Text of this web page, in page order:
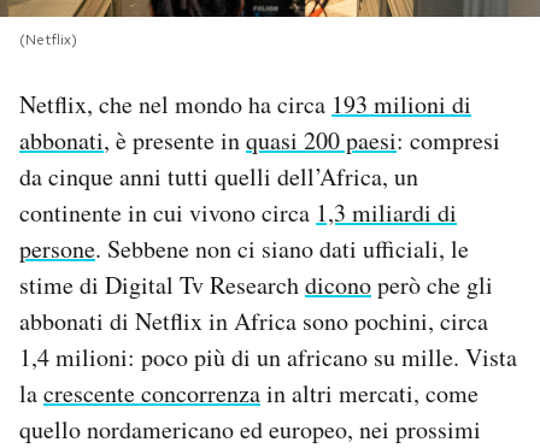
I MIEI PREFERITI
SHOP
CALENDARIO
AREA PERSONALE
Area Personale
Newsletter
Notifiche mobile
Regala il Post
Hai bisogno di aiuto?
(Netflix)
Netflix, che nel mondo ha circa 193 milioni di
abbonati, è presente inquasi 200 paesi: compresi
da cinque anni tutti quelli dell’Africa, un
continente in cui vivono circa 1,3 miliardi di
persone. Sebbene non ci siano dati ufficiali, le
stime di Digital Tv Researchdiconoperò che gli
abbonati di Netflix in Africa sono pochini, circa
1,4 milioni: poco più di un africano su mille. Vista
lacrescente concorrenzain altri mercati, come
quello nordamericano ed europeo, nei prossimi